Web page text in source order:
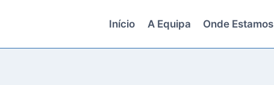
Início A Equipa Onde Estamos